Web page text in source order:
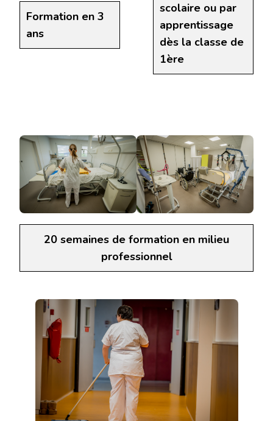
Formation en 3
ans
scolaire ou par
apprentissage
dès la classe de
1ère
20 semaines de formation en milieu
professionnel